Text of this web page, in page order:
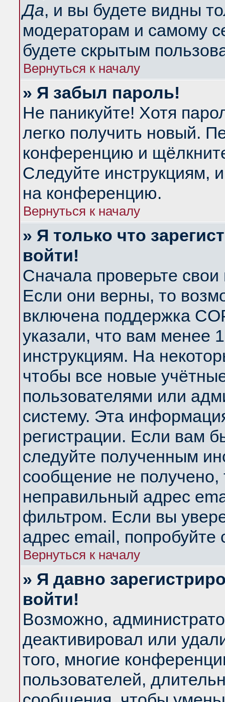
Да, и вы будете видны
модераторам и самому
будете скрытым
Вернуться к началу
» Я забыл пароль!
Не паникуйте! Хотя
легко получить новый.
конференцию и
Следуйте инструкциям,
на конференцию.
Вернуться к началу
» Я только что
войти!
Сначала проверьте
Если они верны, то
включена поддержка
указали, что вам менее
инструкциям. На
чтобы все новые
пользователями или
систему. Эта
регистрации. Если вам
следуйте полученным
сообщение не получено,
неправильный адрес
фильтром. Если вы
адрес email, попробуйте
Вернуться к началу
» Я давно
войти!
Возможно,
деактивировал или
того, многие
пользователей,